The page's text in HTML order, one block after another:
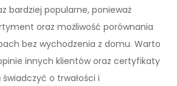
bardziej popularne, ponieważ
oraz możliwość porównania
bez wychodzenia z domu. Warto
innych klientów oraz certyfikaty
o trwałości i